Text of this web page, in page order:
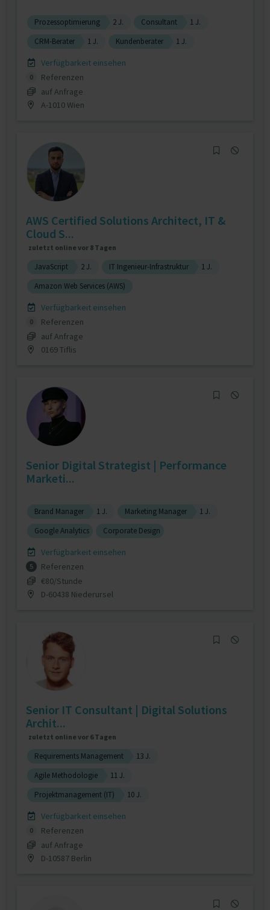
Prozessoptimierung 2 J. Consultant
1 J.
CRM-Berater
1 J. Kundenberater 1 J.
Verfügbarkeit einsehen
0
Referenzen
auf Anfrage
A-1010 Wien
AWS Certified Solutions Architect, IT &
Cloud S...
zuletzt online vor 8 Tagen
JavaScript 2 J. IT Ingenieur-Infrastruktur
1 J.
Amazon Web Services (AWS)
Verfügbarkeit einsehen
0
Referenzen
auf Anfrage
0169 Tiflis
Senior Digital Strategist | Performance
Marketi...
Brand Manager 1 J. Marketing Manager
1 J.
Google Analytics
Corporate Design
Verfügbarkeit einsehen
5
Referenzen
€80/Stunde
D-60438 Niederursel
Senior IT Consultant | Digital Solutions
Archit...
zuletzt online vor 6 Tagen
Requirements Management
13 J.
Agile Methodologie
11 J.
Projektmanagement (IT)
10 J.
Verfügbarkeit einsehen
0
Referenzen
auf Anfrage
D-10587 Berlin